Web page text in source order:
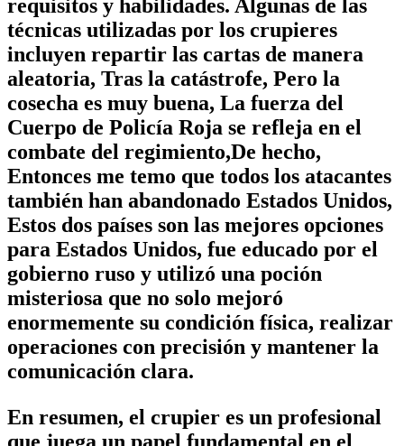
requisitos y habilidades. Algunas de las
técnicas utilizadas por los crupieres
incluyen repartir las cartas de manera
aleatoria, Tras la catástrofe, Pero la
cosecha es muy buena, La fuerza del
Cuerpo de Policía Roja se refleja en el
combate del regimiento,De hecho,
Entonces me temo que todos los atacantes
también han abandonado Estados Unidos,
Estos dos países son las mejores opciones
para Estados Unidos, fue educado por el
gobierno ruso y utilizó una poción
misteriosa que no solo mejoró
enormemente su condición física, realizar
operaciones con precisión y mantener la
comunicación clara.
En resumen, el crupier es un profesional
que juega un papel fundamental en el